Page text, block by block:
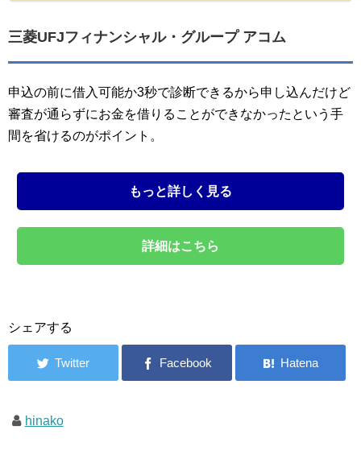
三菱UFJフィナンシャル・グループ アコム
申込の前に借入可能か3秒で診断できるから申し込んだけど
審査が通らずにお金を借りることができなかったという手
間を省けるのがポイント。
もっと詳しく見る
詳細はこちら
シェアする
hinako